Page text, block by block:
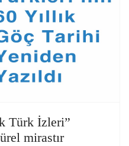
Türk İzleri”
mirastır